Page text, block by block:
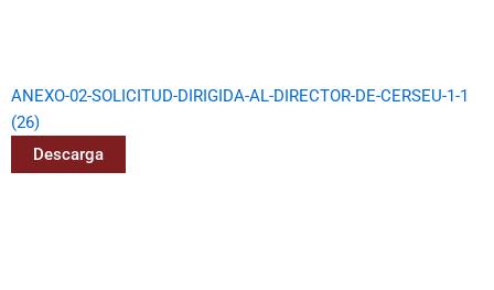
ANEXO-02-SOLICITUD-DIRIGIDA-AL-DIRECTOR-DE-CERSEU-1-1
(26)
Descarga